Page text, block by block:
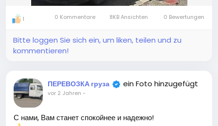
1 0 Kommentare 8KB Ansichten 0 Bewertungen
Bitte loggen Sie sich ein, um liken, teilen und zu
kommentieren!
ПЕРЕВОЗКА груза ein Foto hinzugefügt
vor 2 Jahren -
С нами, Вам станет спокойнее и надежно!